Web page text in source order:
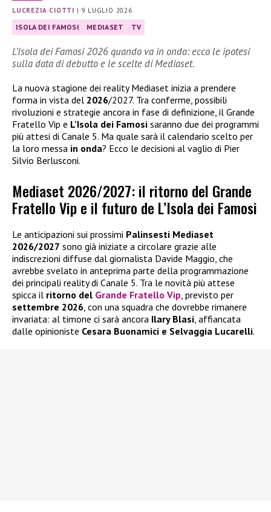
LUCREZIA CIOTTI | 9 LUGLIO 2026
ISOLA DEI FAMOSI MEDIASET TV
L’Isola dei Famosi 2026 quando va in onda: ecco le ipotesi
sulla data di debutto e le scelte di Mediaset.
La nuova stagione dei reality Mediaset inizia a prendere
forma in vista del 2026/2027. Tra conferme, possibili
rivoluzioni e strategie ancora in fase di definizione, il Grande
Fratello Vip e L’Isola dei Famosi saranno due dei programmi
più attesi di Canale 5. Ma quale sarà il calendario scelto per
la loro messa in onda? Ecco le decisioni al vaglio di Pier
Silvio Berlusconi.
Mediaset 2026/2027: il ritorno del Grande
Fratello Vip e il futuro de L’Isola dei Famosi
Le anticipazioni sui prossimi Palinsesti Mediaset
2026/2027 sono già iniziate a circolare grazie alle
indiscrezioni diffuse dal giornalista Davide Maggio, che
avrebbe svelato in anteprima parte della programmazione
dei principali reality di Canale 5. Tra le novità più attese
spicca il ritorno del Grande Fratello Vip, previsto per
settembre 2026, con una squadra che dovrebbe rimanere
invariata: al timone ci sarà ancora Ilary Blasi, affiancata
dalle opinioniste Cesara Buonamici e Selvaggia Lucarelli.